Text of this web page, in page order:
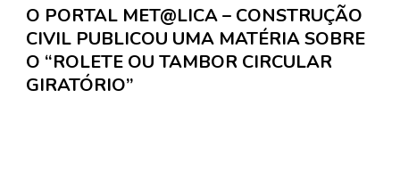
O PORTAL MET@LICA – CONSTRUÇÃO
CIVIL PUBLICOU UMA MATÉRIA SOBRE
O “ROLETE OU TAMBOR CIRCULAR
GIRATÓRIO”